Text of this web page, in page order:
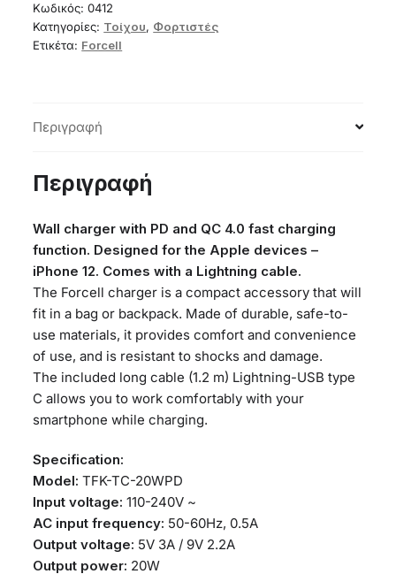
USB
cable
USB
to
Lightning
TFK-
TC-
20WPD
white
ποσότητα
Κωδικός:0412
Κατηγορίες: Τοίχου, Φορτιστές
Ετικέτα: Forcell
Περιγραφή
Περιγραφή
Wall charger with PD and QC 4.0 fast charging
function. Designed for the Apple devices –
iPhone 12. Comes with a Lightning cable.
The Forcell charger is a compact accessory that will
fit in a bag or backpack. Made of durable, safe-to-
use materials, it provides comfort and convenience
of use, and is resistant to shocks and damage.
The included long cable (1.2 m) Lightning-USB type
C allows you to work comfortably with your
smartphone while charging.
Specification:
Model: TFK-TC-20WPD
Input voltage: 110-240V ~
AC input frequency: 50-60Hz, 0.5A
Output voltage: 5V 3A / 9V 2.2A
Output power: 20W